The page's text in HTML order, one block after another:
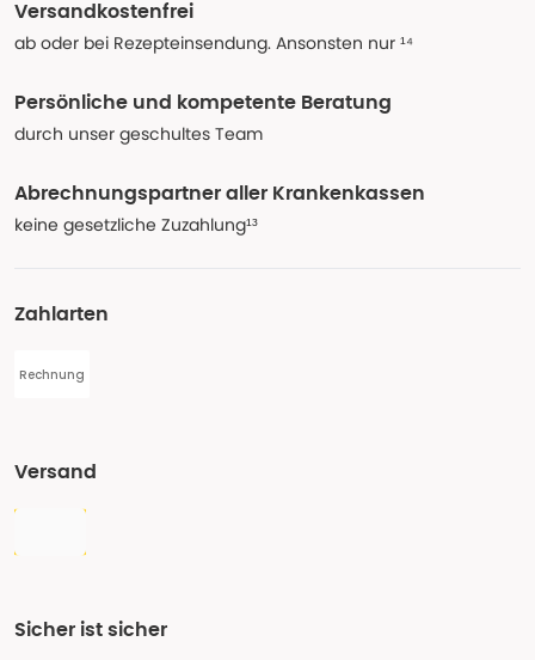
Versandkostenfrei
ab oder bei Rezepteinsendung. Ansonsten nur ¹⁴
Persönliche und kompetente Beratung
durch unser geschultes Team
Abrechnungspartner aller Krankenkassen
keine gesetzliche Zuzahlung¹³
Zahlarten
Rechnung
Versand
Sicher ist sicher